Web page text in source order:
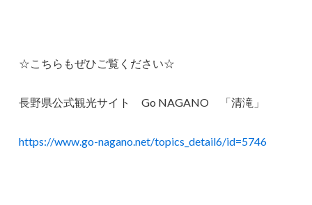
☆こちらもぜひご覧ください☆
長野県公式観光サイト Go NAGANO 「清滝」
https://www.go-nagano.net/topics_detail6/id=5746